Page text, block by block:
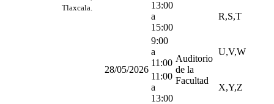
Tlaxcala.
13:00
a
15:00
R,S,T
28/05/2026
9:00
a
11:00 Auditorio
de la
Facultad
U,V,W
11:00
a
13:00
X,Y,Z